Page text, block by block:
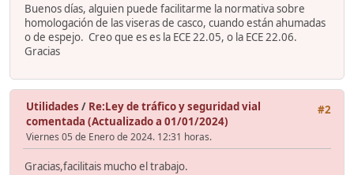
Buenos días, alguien puede facilitarme la normativa sobre
homologación de las viseras de casco, cuando están ahumadas
o de espejo. Creo que es es la ECE 22.05, o la ECE 22.06.
Gracias
#2
Utilidades / Re:Ley de tráfico y seguridad vial
comentada (Actualizado a 01/01/2024)
Viernes 05 de Enero de 2024. 12:31 horas.
Gracias,facilitais mucho el trabajo.